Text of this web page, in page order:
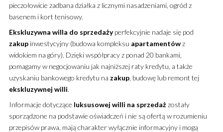
pieczołowicie zadbana działka z licznymi nasadzeniami, ogród z
basenem i kort tenisowy.
Ekskluzywna willa do sprzedażyperfekcyjnie nadaje się pod
zakupinwestycyjny (budowa kompleksu apartamentówz
widokiem na góry). Dzięki współpracy z ponad 20 bankami,
pomagamy w negocjowaniu jak najniższej raty kredytu, a także
uzyskaniu bankowego kredytu na zakup, budowę lub remont tej
ekskluzywnej willi.
Informacje dotyczące luksusowej willi na sprzedażzostały
sporządzone na podstawie oświadczeń i nie są ofertą w rozumieniu
przepisów prawa, mają charakter wyłącznie informacyjny i mogą